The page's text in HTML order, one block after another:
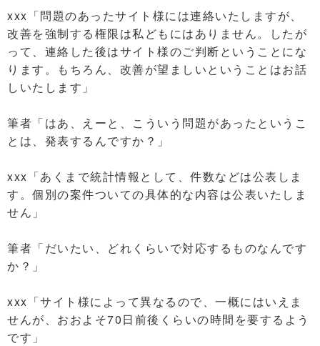
xxx「問題のあったサイト様には連絡いたしますが、
改善を強制する権限は私どもにはありません。したが
って、連絡した後はサイト様のご判断ということにな
ります。もちろん、改善が望ましいということはお話
しいたします」
筆者「はあ、えーと、こういう問題があったというこ
とは、発表するんですか？」
xxx「あくまで統計情報として、件数などは公表しま
す。個別の案件ついての具体的な内容は公表いたしま
せん」
筆者「だいたい、どれくらいで対応するものなんです
か？」
xxx「サイト様によって異なるので、一概にはいえま
せんが、おおよそ70日前後くらいの時間を要するよう
です」